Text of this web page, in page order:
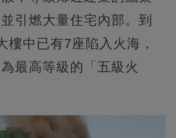
引燃大量住宅內部。到
樓中已有7座陷入火海，
最高等級的「五級火